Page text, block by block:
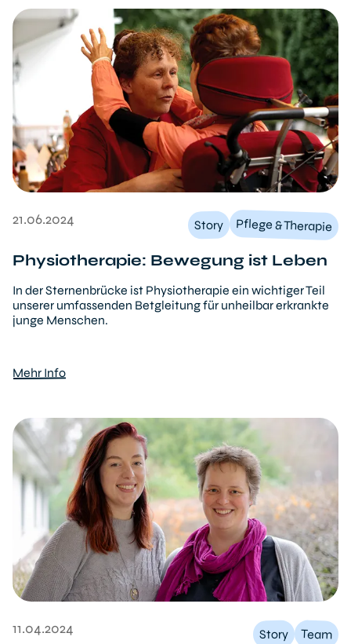
21.06.2024 Story Pflege & Therapie
Physiotherapie: Bewegung ist Leben
In der Sternenbrücke ist Physiotherapie ein wichtiger Teil
unserer umfassenden Betgleitung für unheilbar erkrankte
junge Menschen.
Mehr Info
11.04.2024 Story Team